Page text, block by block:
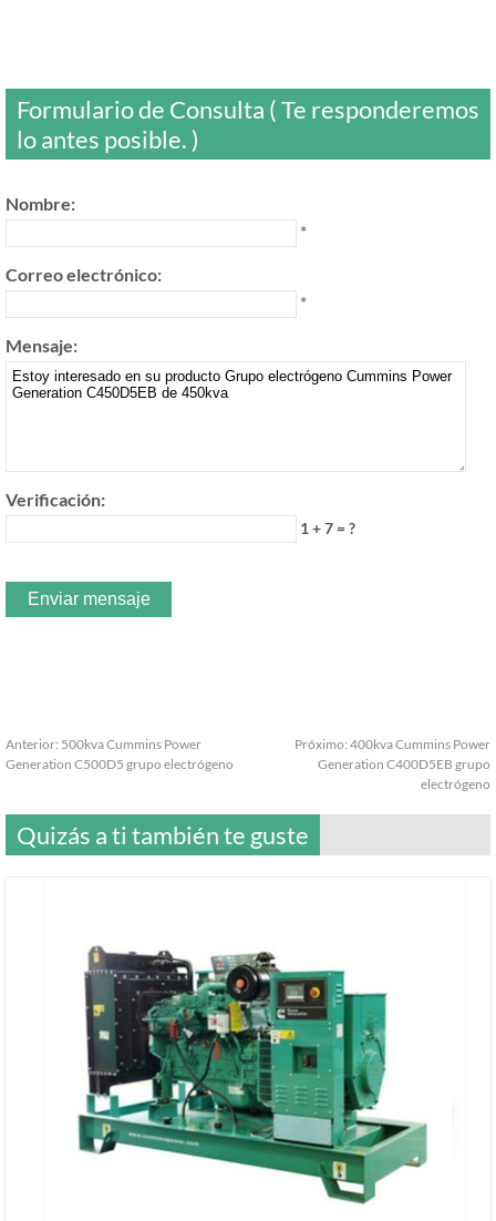
Formulario de Consulta ( Te responderemos
lo antes posible. )
Nombre:
*
Correo electrónico:
*
Mensaje:
Verificación:
1 + 7 = ?
Anterior: 500kva Cummins Power
Generation C500D5 grupo electrógeno
Próximo: 400kva Cummins Power
Generation C400D5EB grupo
electrógeno
Quizás a ti también te guste